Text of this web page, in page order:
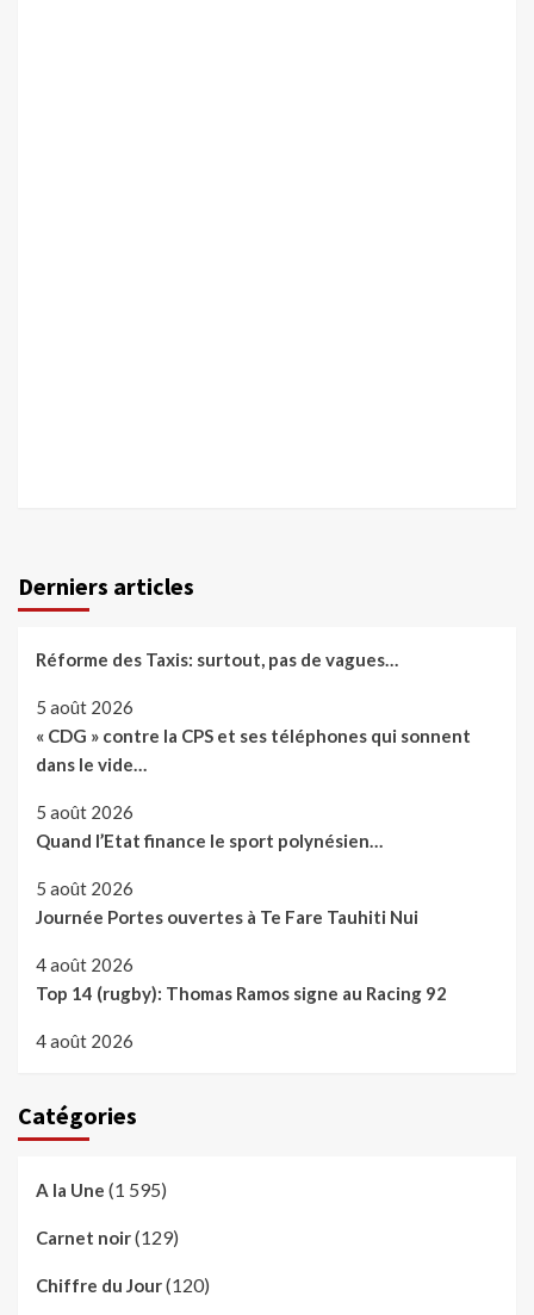
Derniers articles
Réforme des Taxis: surtout, pas de vagues…
5 août 2026
« CDG » contre la CPS et ses téléphones qui sonnent
dans le vide…
5 août 2026
Quand l’Etat finance le sport polynésien…
5 août 2026
Journée Portes ouvertes à Te Fare Tauhiti Nui
4 août 2026
Top 14 (rugby): Thomas Ramos signe au Racing 92
4 août 2026
Catégories
A la Une (1 595)
Carnet noir(129)
Chiffre du Jour(120)